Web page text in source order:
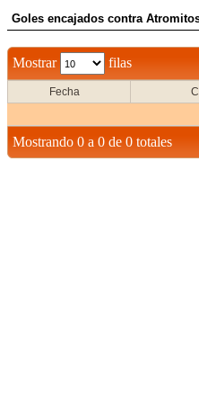
Goles encajados contra
Mostrar filas
Fecha
Mostrando 0 a 0 de 0 totales